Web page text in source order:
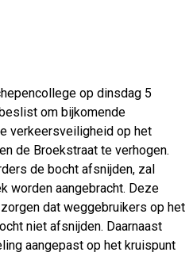
op dinsdag 5
om bijkomende
verkeersveiligheid op het
de Broekstraat te verhogen.
de bocht afsnijden, zal
worden aangebracht. Deze
dat weggebruikers op het
niet afsnijden. Daarnaast
aangepast op het kruispunt